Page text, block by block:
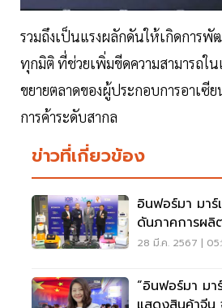
รวมถึงเป็นแรงผลักดันให้เกิดการพั
ทุกมิติ ที่ช่วยเพิ่มขีดความสามารถใ
ขยายตลาดของผู้ประกอบการอาเซี
การค้าระดับสากล
ข่าวที่เกี่ยวข้อง
อินฟอร์มา มา
ดันภาคการผลิ
Zero Carbon"
28 มี.ค. 2567 |
“อินฟอร์มา มา